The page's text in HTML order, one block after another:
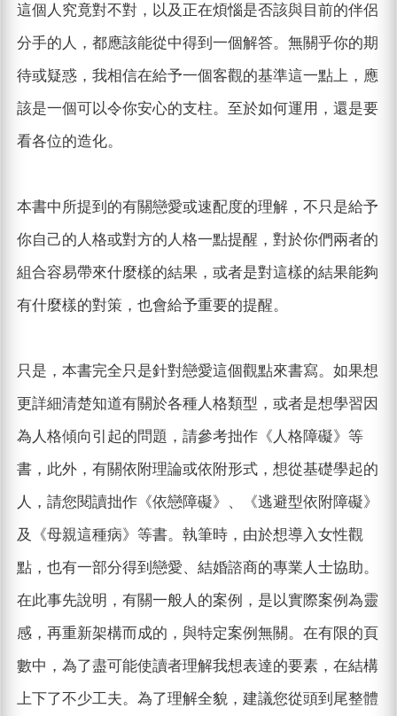
這個人究竟對不對，以及正在煩惱是否該與目前的伴侶
分手的人，都應該能從中得到一個解答。無關乎你的期
待或疑惑，我相信在給予一個客觀的基準這一點上，應
該是一個可以令你安心的支柱。至於如何運用，還是要
看各位的造化。
本書中所提到的有關戀愛或速配度的理解，不只是給予
你自己的人格或對方的人格一點提醒，對於你們兩者的
組合容易帶來什麼樣的結果，或者是對這樣的結果能夠
有什麼樣的對策，也會給予重要的提醒。
只是，本書完全只是針對戀愛這個觀點來書寫。如果想
更詳細清楚知道有關於各種人格類型，或者是想學習因
為人格傾向引起的問題，請參考拙作《人格障礙》等
書，此外，有關依附理論或依附形式，想從基礎學起的
人，請您閱讀拙作《依戀障礙》、《逃避型依附障礙》
及《母親這種病》等書。執筆時，由於想導入女性觀
點，也有一部分得到戀愛、結婚諮商的專業人士協助。
在此事先說明，有關一般人的案例，是以實際案例為靈
感，再重新架構而成的，與特定案例無關。在有限的頁
數中，為了盡可能使讀者理解我想表達的要素，在結構
上下了不少工夫。為了理解全貌，建議您從頭到尾整體